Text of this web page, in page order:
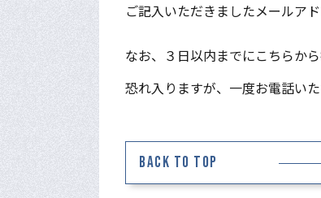
ご記入いただきましたメールア
なお、３日以内までにこちらか
恐れ入りますが、一度お電話い
BACK TO TOP